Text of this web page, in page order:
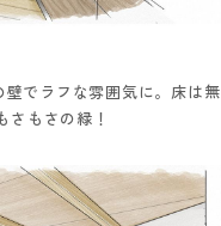
でラフな雰囲気に。床は無
さもさの緑！